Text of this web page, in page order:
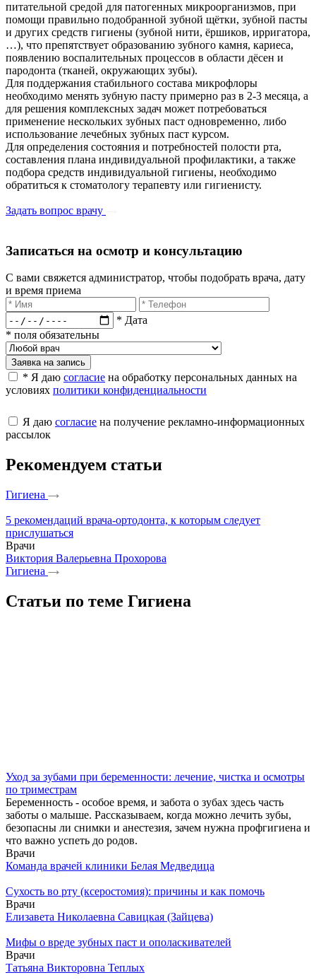
питательной средой для патогенных микроорганизмов, при
помощи правильно подобранной зубной щётки, зубной пасты
и других средств гигиены (зубной нити, ёршиков, ирригатора,
…), что препятствует образованию зубного камня, кариеса,
появлению воспалительных процессов в области дёсен и
пародонта (тканей, окружающих зубы).
Для поддержания стабильного состава микрофлоры
необходимо менять зубную пасту примерно раз в 2-3 месяца, а
для решения комплексных задач может потребоваться
применение нескольких зубных паст одновременно, либо
использование лечебных зубных паст курсом.
Для определения состояния и потребностей полости рта,
составления плана индивидуальной профилактики, а также
подбора средств индивидуальной гигиены, необходимо
обратиться к стоматологу терапевту или гигиенисту.
Задать вопрос врачу
Записаться на осмотр и консультацию​
С вами свяжется администратор, чтобы подобрать врача, дату
и время приема​
* Дата
* поля обязательны
Заявка на запись
* Я даю согласие на обработку персональных данных на
условиях политики конфиденциальности
Я даю согласие на получение рекламно-информационных
рассылок
Рекомендуем статьи
Гигиена
5 рекомендаций врача-ортодонта, к которым следует
прислушаться
Врачи
Виктория Валерьевна Прохорова
Гигиена
Статьи по теме Гигиена
Уход за зубами при беременности: лечение, чистка и осмотры
по триместрам
Беременность - особое время, и забота о зубах здесь часть
заботы о малыше. Рассказываем, когда можно лечить зубы,
безопасны ли снимки и анестезия, зачем нужна профгигиена и
что важно успеть до родов.
Врачи
Команда врачей клиники Белая Медведица
Сухость во рту (ксеростомия): причины и как помочь
Врачи
Елизавета Николаевна Савицкая (Зайцева)
Мифы о вреде зубных паст и ополаскивателей
Врачи
Татьяна Викторовна Теплых